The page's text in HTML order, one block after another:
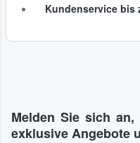
Kundenservice bis
Melden Sie sich
exklusive Angebote